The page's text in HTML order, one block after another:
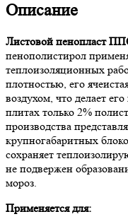
Описание
Листовой пенопласт
пенополистирол
теплоизоляционных
плотностью, его
воздухом, что делает
плитах только 2%
производства
крупногабаритных
сохраняет
не подвержен
мороз.
Применяется для: